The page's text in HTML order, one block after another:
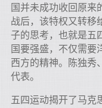
国并未成功收回原来
战后，该特权又转移
子的思考，也就是五
国要强盛，不仅需要
西方的精神。陈独秀
代表。
五四运动揭开了马克